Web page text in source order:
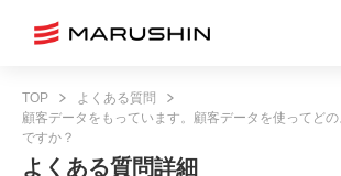
TOP
よくある質問
顧客データをもっています。顧客データを使ってど
ですか？
よくある質問詳細